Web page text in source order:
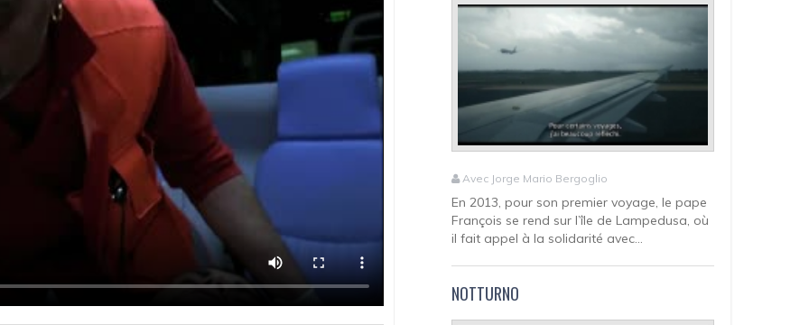
Avec Jorge Mario Bergoglio
En 2013, pour son premier voyage, le pape
François se rend sur l’île de Lampedusa, où
il fait appel à la solidarité avec...
NOTTURNO